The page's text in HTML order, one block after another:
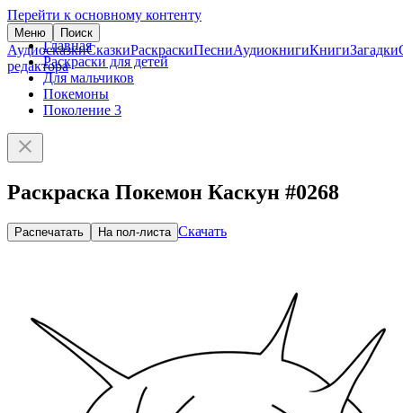
Перейти к основному контенту
Меню Поиск
АудиосказкиСказкиРаскраскиПесниАудиокнигиКнигиЗагадки
редактора
Главная
Раскраски для детей
Для мальчиков
Покемоны
Поколение 3
Раскраска Покемон Каскун #0268
Распечатать На пол-листа Скачать